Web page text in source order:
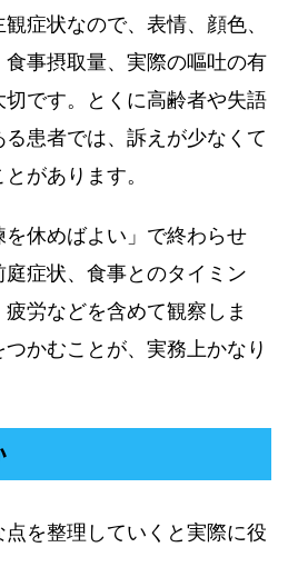
症状なので、表情、顔色、
事摂取量、実際の嘔吐の有
です。とくに高齢者や失語
患者では、訴えが少なくて
があります。
を休めばよい」で終わらせ
症状、食事とのタイミン
労などを含めて観察しま
かむことが、実務上かなり
を整理していくと実際に役